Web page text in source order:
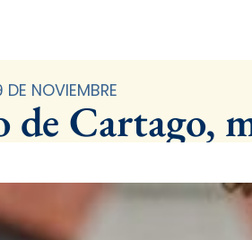
DE NOVIEMBRE
de Cartago,